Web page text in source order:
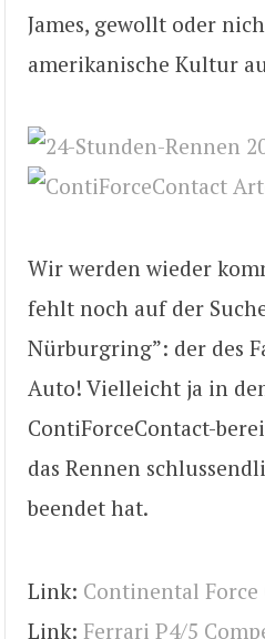
James, gewollt oder
amerikanische Kultur
Wir werden wieder
fehlt noch auf der
Nürburgring”: der des
Auto! Vielleicht ja in
ContiForceContact-
das Rennen
beendet hat.
Link: Continental Force
Link: Ferrari P4/5